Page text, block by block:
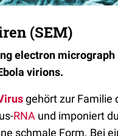
(SEM)
electron micrograph
virions.
gehört zur Familie
RNA und imponiert
schmale Form. Bei